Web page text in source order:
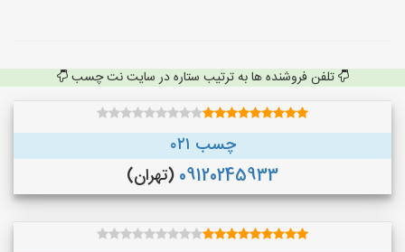
تلفن فروشنده ها به ترتیب ستاره در سایت نت چسب
چسب ۰۲۱
09120245933 (تهران)